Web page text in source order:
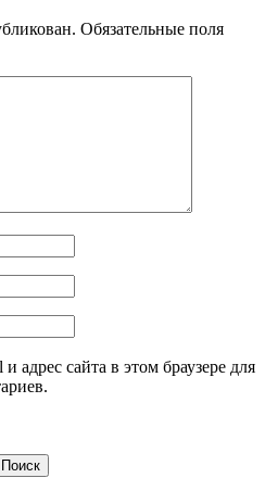
Обязательные поля
адрес сайта в этом браузере для